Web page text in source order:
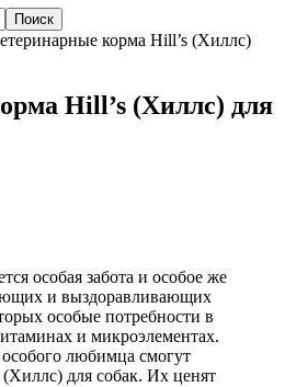
корма Hill’s (Хиллс)
Hill’s (Хиллс) для
особая забота и особое же
и выздоравливающих
особые потребности в
и микроэлементах.
любимца смогут
для собак. Их ценят